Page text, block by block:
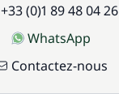
+33 (0)1 89 48 04 26
WhatsApp
Contactez-nous